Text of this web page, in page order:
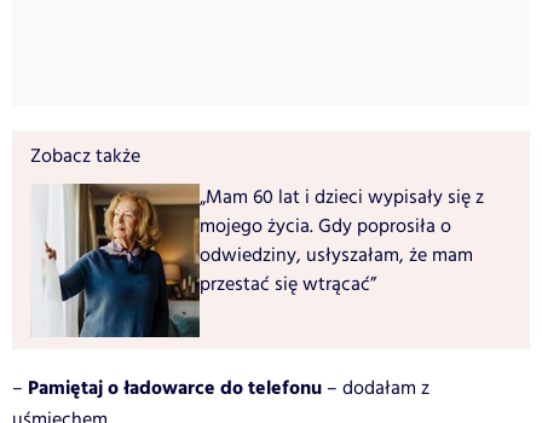
Zobacz także
„Mam 60 lat i dzieci wypisały się z
mojego życia. Gdy poprosiła o
odwiedziny, usłyszałam, że mam
przestać się wtrącać”
– Pamiętaj o ładowarce do telefonu – dodałam z